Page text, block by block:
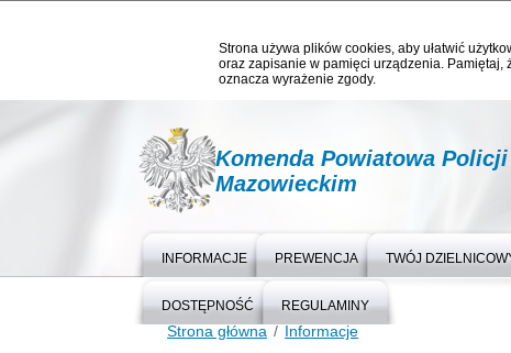
Strona używa plików cookies, aby ułatwić
oraz zapisanie w pamięci urządzenia.
oznacza wyrażenie zgody.
Komenda Powiatowa
Mazowieckim
INFORMACJE PREWENCJA TWÓJ
DOSTĘPNOŚĆ REGULAMINY
Strona główna Informacje